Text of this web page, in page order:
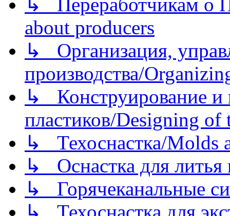
about producers
↳ Организация,
производства/
↳ Конструирование и
пластиков/Designing of
↳ Техоснастка/Molds
↳ Оснастка для литья
↳ Горячеканальные